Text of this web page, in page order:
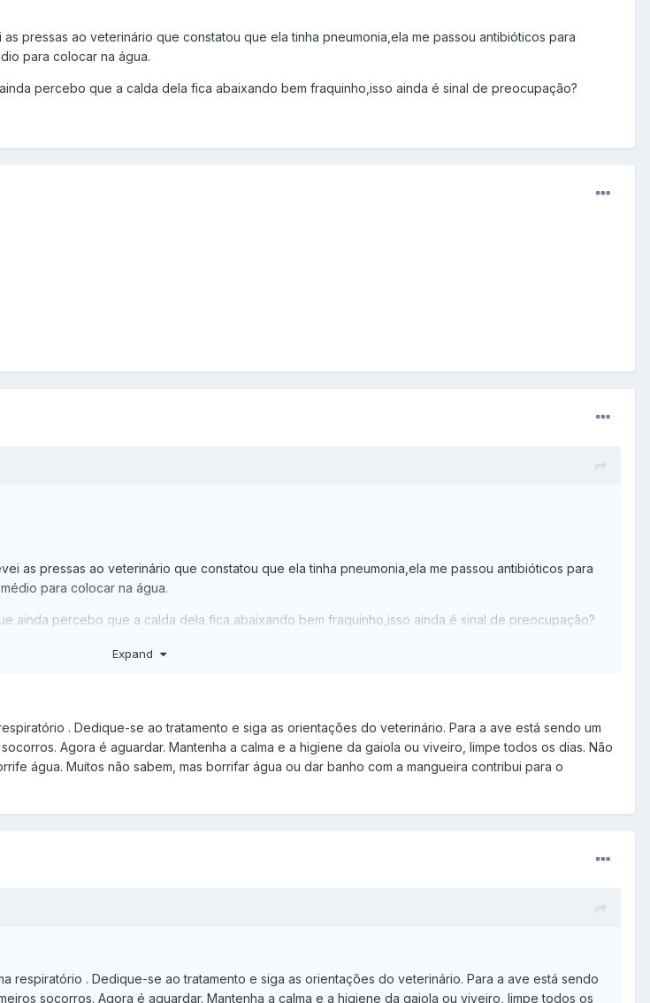
pressas ao veterinário que constatou que ela tinha pneumonia,ela me passou antibióticos para
para colocar na água.
percebo que a calda dela fica abaixando bem fraquinho,isso ainda é sinal de preocupação?
as pressas ao veterinário que constatou que ela tinha pneumonia,ela me passou antibióticos para
para colocar na água.
ainda percebo que a calda dela fica abaixando bem fraquinho,isso ainda é sinal de preocupação?
Expand
. Dedique-se ao tratamento e siga as orientações do veterinário. Para a ave está sendo um
Agora é aguardar. Mantenha a calma e a higiene da gaiola ou viveiro, limpe todos os dias. Não
água. Muitos não sabem, mas borrifar água ou dar banho com a mangueira contribui para o
respiratório . Dedique-se ao tratamento e siga as orientações do veterinário. Para a ave está sendo
socorros. Agora é aguardar. Mantenha a calma e a higiene da gaiola ou viveiro, limpe todos os